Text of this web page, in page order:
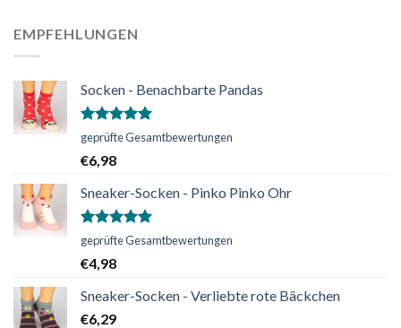
EMPFEHLUNGEN
Socken - Benachbarte Pandas
Bewertet
mit
von 5
geprüfte Gesamtbewertungen
€6,98
Sneaker-Socken - Pinko Pinko Ohr
Bewertet
von 5
geprüfte Gesamtbewertungen
€4,98
Sneaker-Socken - Verliebte rote Bäckchen
€6,29